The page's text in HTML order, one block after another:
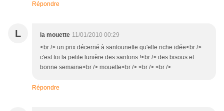
Répondre
L la mouette 11/01/2010 00:29
<br /> un prix décerné à santounette qu'elle riche idée<br />
c'est toi la petite lunière des santons !<br /> des bisous et
bonne semaine<br /> mouette<br /> <br /> <br />
Répondre